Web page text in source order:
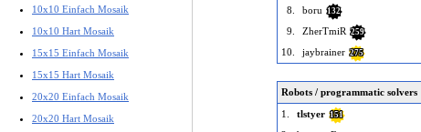
10x10 Einfach Mosaik
10x10 Hart Mosaik
15x15 Einfach Mosaik
15x15 Hart Mosaik
20x20 Einfach Mosaik
20x20 Hart Mosaik
8.
boru 132
9.
ZherTmiR 259
10.
jaybrainer 275
Robots / programmatic solvers
1.
tlstyer 151